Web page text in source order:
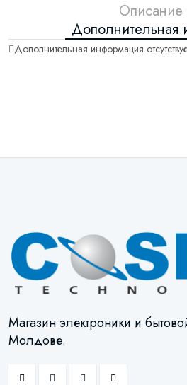
Описание
Дополнительная
Дополнительная информация
Магазин электроники и
Молдове.